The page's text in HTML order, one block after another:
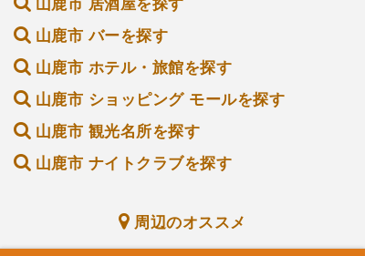
山鹿市 居酒屋を探す
山鹿市 バーを探す
山鹿市 ホテル・旅館を探す
山鹿市 ショッピング モールを探す
山鹿市 観光名所を探す
山鹿市 ナイトクラブを探す
周辺のオススメ